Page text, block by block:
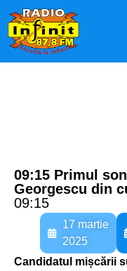
09:15 Primul
Georgescu din
09:15
17 martie
2025
Candidatul mișcării